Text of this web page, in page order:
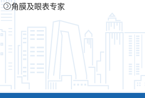
角膜及眼表专家